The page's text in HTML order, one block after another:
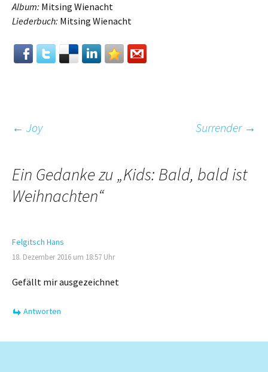
Album: Mitsing Wienacht
Liederbuch: Mitsing Wienacht
Beitrags-
Navigation
← Joy Surrender →
Ein Gedanke zu „Kids: Bald, bald ist
Weihnachten“
Felgitsch Hans
18. Dezember 2016 um 18:57 Uhr
Gefällt mir ausgezeichnet
Antworten